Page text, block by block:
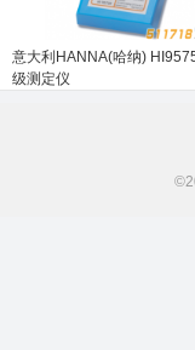
意大利HANNA(哈纳)
级测定仪